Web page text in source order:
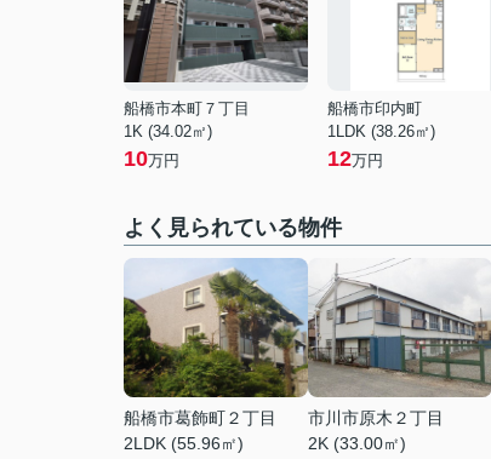
船橋市本町７丁目
1K (34.02㎡)
10万円
船橋市印内町
1LDK (38.26㎡)
12万円
よく見られている物件
船橋市葛飾町２丁目
2LDK (55.96㎡)
市川市原木２丁目
2K (33.00㎡)